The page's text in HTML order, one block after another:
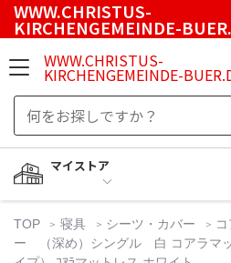
WWW.CHRISTUS-
KIRCHENGEMEINDE-
WWW.CHRISTUS-
KIRCHENGEMEINDE-
マイストア
TOP 寝具 シーツ・カバー
ー （深め）シングル 白 コアラマ